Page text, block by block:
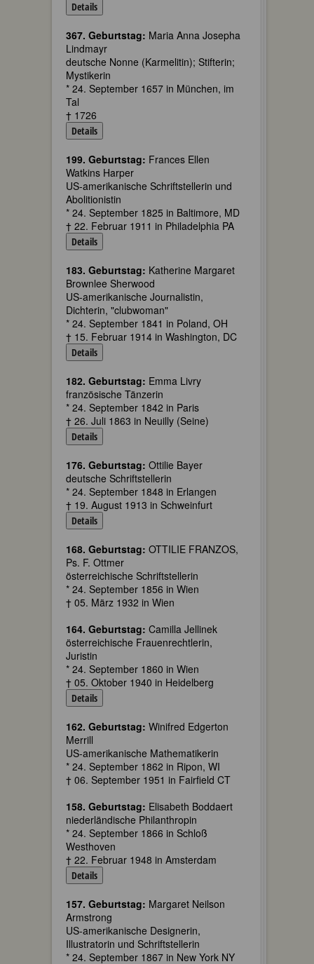
Details
367. Geburtstag: Maria Anna Josepha
Lindmayr
deutsche Nonne (Karmelitin); Stifterin;
Mystikerin
* 24. September 1657 in München, im
Tal
† 1726
Details
199. Geburtstag: Frances Ellen
Watkins Harper
US-amerikanische Schriftstellerin und
Abolitionistin
* 24. September 1825 in Baltimore, MD
† 22. Februar 1911 in Philadelphia PA
Details
183. Geburtstag: Katherine Margaret
Brownlee Sherwood
US-amerikanische Journalistin,
Dichterin, "clubwoman"
* 24. September 1841 in Poland, OH
† 15. Februar 1914 in Washington, DC
Details
182. Geburtstag: Emma Livry
französische Tänzerin
* 24. September 1842 in Paris
† 26. Juli 1863 in Neuilly (Seine)
Details
176. Geburtstag: Ottilie Bayer
deutsche Schriftstellerin
* 24. September 1848 in Erlangen
† 19. August 1913 in Schweinfurt
Details
168. Geburtstag: OTTILIE FRANZOS,
Ps. F. Ottmer
österreichische Schriftstellerin
* 24. September 1856 in Wien
† 05. März 1932 in Wien
164. Geburtstag: Camilla Jellinek
österreichische Frauenrechtlerin,
Juristin
* 24. September 1860 in Wien
† 05. Oktober 1940 in Heidelberg
Details
162. Geburtstag: Winifred Edgerton
Merrill
US-amerikanische Mathematikerin
* 24. September 1862 in Ripon, WI
† 06. September 1951 in Fairfield CT
158. Geburtstag: Elisabeth Boddaert
niederländische Philanthropin
* 24. September 1866 in Schloß
Westhoven
† 22. Februar 1948 in Amsterdam
Details
157. Geburtstag: Margaret Neilson
Armstrong
US-amerikanische Designerin,
Illustratorin und Schriftstellerin
* 24. September 1867 in New York NY